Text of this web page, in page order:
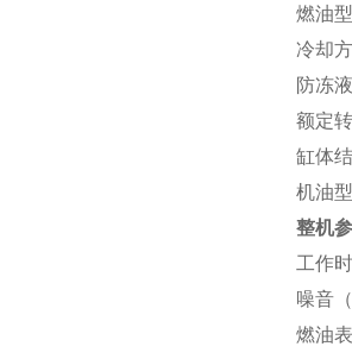
燃油
冷却
防冻
额定
缸体
机油
整机
工作
噪音
燃油